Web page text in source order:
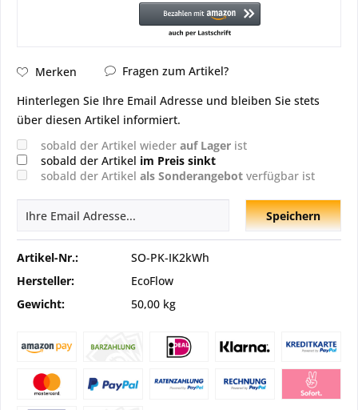
Merken
Fragen zum Artikel?
Hinterlegen Sie Ihre Email Adresse und bleiben Sie stets
über diesen Artikel informiert.
sobald der Artikel wieder auf Lager ist
sobald der Artikel im Preis sinkt
sobald der Artikel als Sonderangebot verfügbar ist
Speichern
Artikel-Nr.:
SO-PK-IK2kWh
Hersteller:
EcoFlow
Gewicht:
50,00 kg